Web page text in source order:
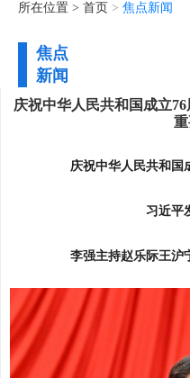
所在位置 > 首页 > 焦点新闻
焦点
新闻
庆祝中华人民共和国成立
庆祝中华人民共和国
习近平
李强主持赵乐际王沪